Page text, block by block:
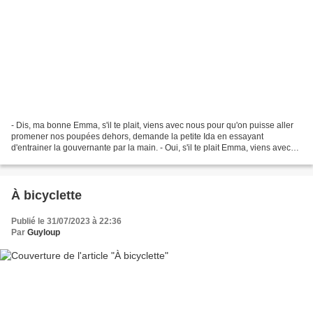
- Dis, ma bonne Emma, s'il te plait, viens avec nous pour qu'on puisse aller
promener nos poupées dehors, demande la petite Ida en essayant
d'entrainer la gouvernante par la main. - Oui, s'il te plait Emma, viens avec
À bicyclette
Publié le 31/07/2023 à 22:36
Par Guyloup